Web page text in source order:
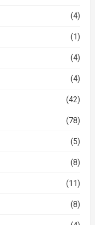
(4)
(1)
(4)
(4)
(42)
(78)
(5)
(8)
(11)
(8)